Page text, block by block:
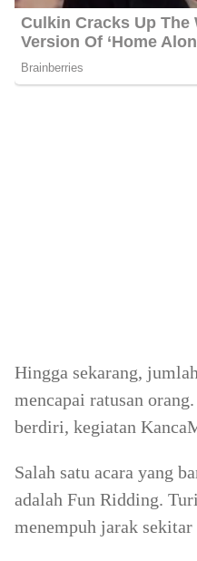
Hingga sekarang,
mencapai ratusan
berdiri, kegiatan
Salah satu acara yang
adalah Fun Ridding.
menempuh jarak